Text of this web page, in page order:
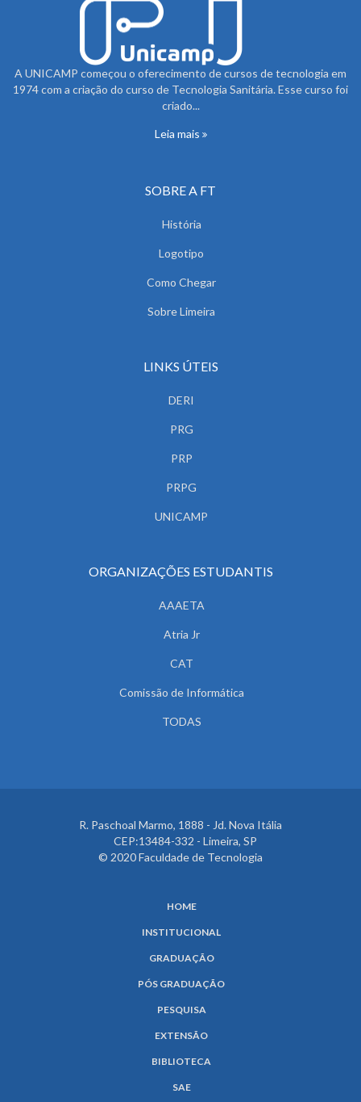
A UNICAMP começou o oferecimento de cursos de tecnologia em
1974 com a criação do curso de Tecnologia Sanitária. Esse curso foi
criado...
Leia mais
SOBRE A FT
História
Logotipo
Como Chegar
Sobre Limeira
LINKS ÚTEIS
DERI
PRG
PRP
PRPG
UNICAMP
ORGANIZAÇÕES ESTUDANTIS
AAAETA
Atria Jr
CAT
Comissão de Informática
TODAS
R. Paschoal Marmo, 1888 - Jd. Nova Itália
CEP:13484-332 - Limeira, SP
© 2020 Faculdade de Tecnologia
HOME
INSTITUCIONAL
GRADUAÇÃO
PÓS GRADUAÇÃO
PESQUISA
EXTENSÃO
BIBLIOTECA
SAE